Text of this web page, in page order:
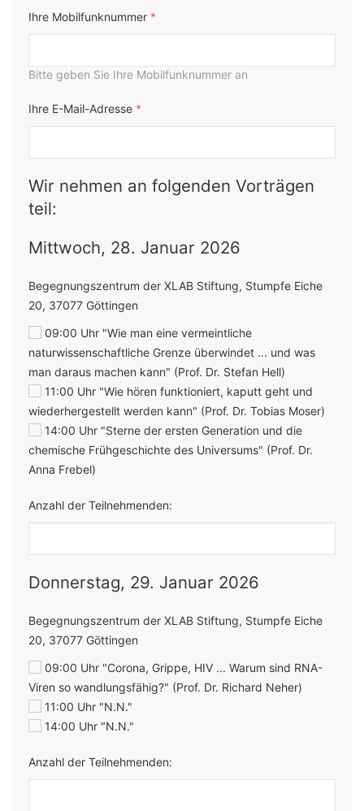
Ihre Mobilfunknummer *
Bitte geben Sie Ihre Mobilfunknummer an
Ihre E-Mail-Adresse *
Wir nehmen an folgenden Vorträgen
teil:
Mittwoch, 28. Januar 2026
Begegnungszentrum der XLAB Stiftung, Stumpfe Eiche
20, 37077 Göttingen
09:00 Uhr "Wie man eine vermeintliche
naturwissenschaftliche Grenze überwindet ... und was
man daraus machen kann" (Prof. Dr. Stefan Hell)
11:00 Uhr "Wie hören funktioniert, kaputt geht und
wiederhergestellt werden kann" (Prof. Dr. Tobias Moser)
14:00 Uhr "Sterne der ersten Generation und die
chemische Frühgeschichte des Universums" (Prof. Dr.
Anna Frebel)
Anzahl der Teilnehmenden:
Donnerstag, 29. Januar 2026
Begegnungszentrum der XLAB Stiftung, Stumpfe Eiche
20, 37077 Göttingen
09:00 Uhr "Corona, Grippe, HIV ... Warum sind RNA-
Viren so wandlungsfähig?" (Prof. Dr. Richard Neher)
11:00 Uhr "N.N."
14:00 Uhr "N.N."
Anzahl der Teilnehmenden: